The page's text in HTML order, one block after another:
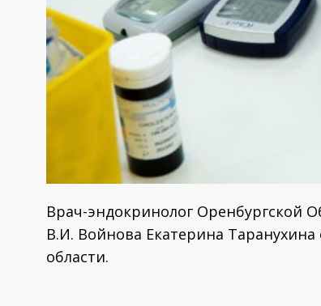
Врач-эндокринолог Оренбургской
В.И. Войнова Екатерина
области.